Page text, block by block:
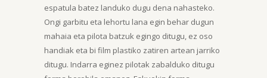
espatula batez landuko dugu dena nahasteko.
Ongi garbitu eta lehortu lana egin behar dugun
mahaia eta pilota batzuk egingo ditugu, ez oso
handiak eta bi film plastiko zatiren artean jarriko
ditugu. Indarra eginez pilotak zabalduko ditugu